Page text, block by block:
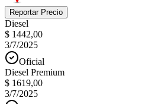
Reportar Precio
Diesel
$ 1442,00
3/7/2025
Oficial
Diesel Premium
$ 1619,00
3/7/2025